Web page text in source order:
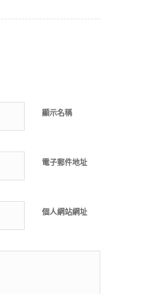
顯示名稱
電子郵件地址
個人網站網址